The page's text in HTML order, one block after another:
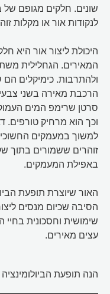
שונים. חלקים מגופם של
לנקודות אור או מקלות
היכולת ליצור אור היא
המאירים. הגחלילית
ולהתרבות. כימיקלים
הרכבת מאירה בשני
סרטן שרימפ המים
וכך הוא מרחיק טורפים.
למשוך במעמקים
זוהרים ששמורים בתוך
באפילת המעמקים.
האור שיוצרת תופעת
הסיבה שכיום מנסים
שימושית וחסכונית בחיי
עצים מאירים.
הנה תופעת